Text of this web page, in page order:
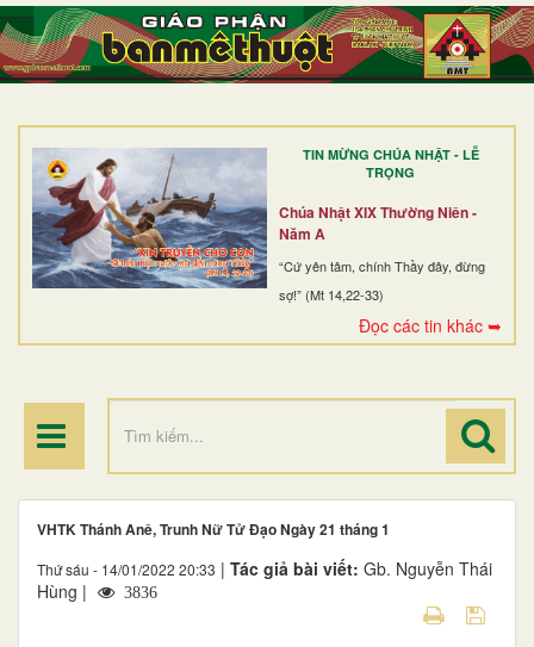
TIN MỪNG CHÚA NHẬT - LỄ
TRỌNG
Chúa Nhật XIX Thường Niên -
Năm A
“Cứ yên tâm, chính Thầy đây, đừng
sợ!” (Mt 14,22-33)
Đọc các tin khác ➥
TRANG NHẤT
GIỚI THIỆU
DÒNG TU
BAN MỤC VỤ
ĐOÀN THỂ CG
ĐIỂM HÀNH HƯƠNG
VHTK Thánh Anê, Trunh Nữ Tử Đạo Ngày 21 tháng 1
Thứ sáu - 14/01/2022 20:33 | Tác giả bài viết: Gb. Nguyễn Thái
Hùng |
3836